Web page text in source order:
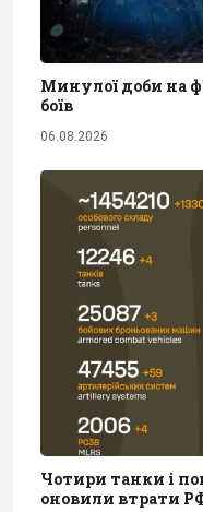
Минулої доби на
боїв
06.08.2026
Чотири танки і
оновили втрати